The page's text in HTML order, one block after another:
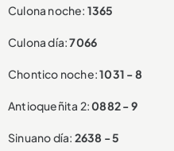
Culona noche: 1365
Culona día:7066
Chontico noche:1031 - 8
Antioqueñita 2:0882 - 9
Sinuano día: 2638 - 5